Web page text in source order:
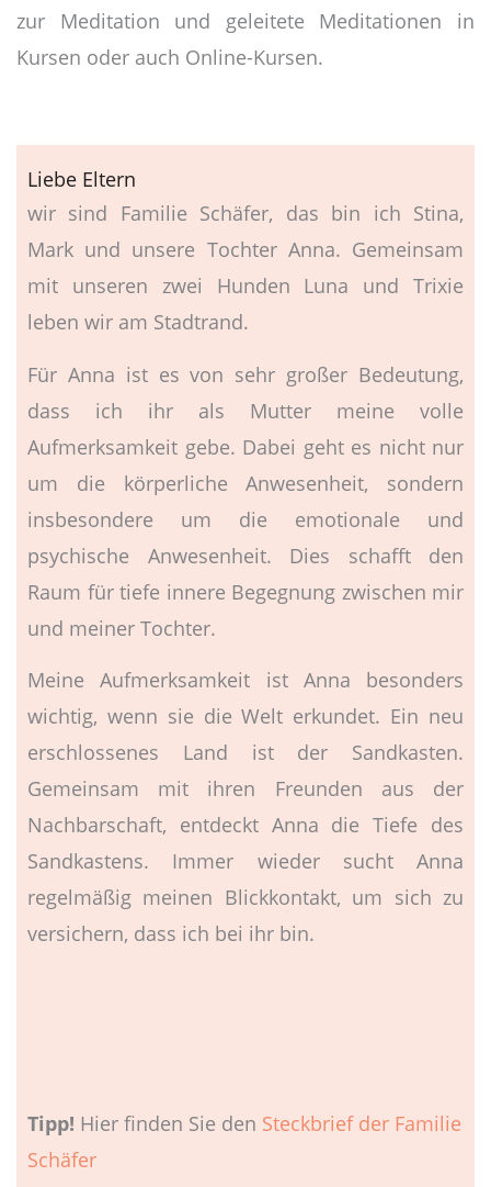
zur Meditation und geleitete Meditationen in
Kursen oder auch Online-Kursen.
Liebe Eltern
wir sind Familie Schäfer, das bin ich Stina,
Mark und unsere Tochter Anna. Gemeinsam
mit unseren zwei Hunden Luna und Trixie
leben wir am Stadtrand.
Für Anna ist es von sehr großer Bedeutung,
dass ich ihr als Mutter meine volle
Aufmerksamkeit gebe. Dabei geht es nicht nur
um die körperliche Anwesenheit, sondern
insbesondere um die emotionale und
psychische Anwesenheit. Dies schafft den
Raum für tiefe innere Begegnung zwischen mir
und meiner Tochter.
Meine Aufmerksamkeit ist Anna besonders
wichtig, wenn sie die Welt erkundet. Ein neu
erschlossenes Land ist der Sandkasten.
Gemeinsam mit ihren Freunden aus der
Nachbarschaft, entdeckt Anna die Tiefe des
Sandkastens. Immer wieder sucht Anna
regelmäßig meinen Blickkontakt, um sich zu
versichern, dass ich bei ihr bin.
Tipp! Hier finden Sie den Steckbrief der Familie
Schäfer